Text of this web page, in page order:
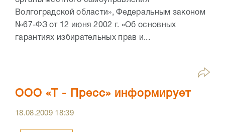
Волгоградской области», Федеральным законом
№67-ФЗ от 12 июня 2002 г. «Об основных
гарантиях избирательных прав и...
ООО «Т - Пресс» информирует
18.08.2009 18:39